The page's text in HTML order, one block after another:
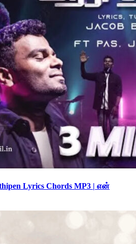
Lyrics Chords MP3 | என்